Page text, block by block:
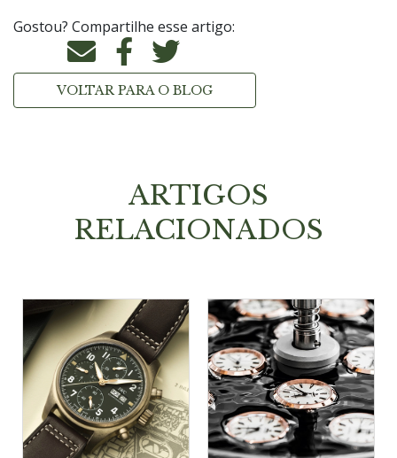
Gostou? Compartilhe esse artigo:
VOLTAR PARA O BLOG
ARTIGOS
RELACIONADOS